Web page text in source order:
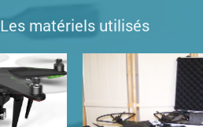
Les matériels utilisés